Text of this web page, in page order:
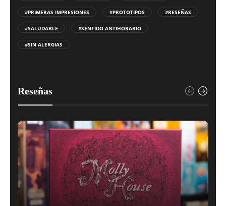
#PRIMERAS IMPRESIONES #PROTOTIPOS #RESEÑAS
#SALUDABLE #SENTIDO ANTIHORARIO
#SIN ALERGIAS
Reseñas